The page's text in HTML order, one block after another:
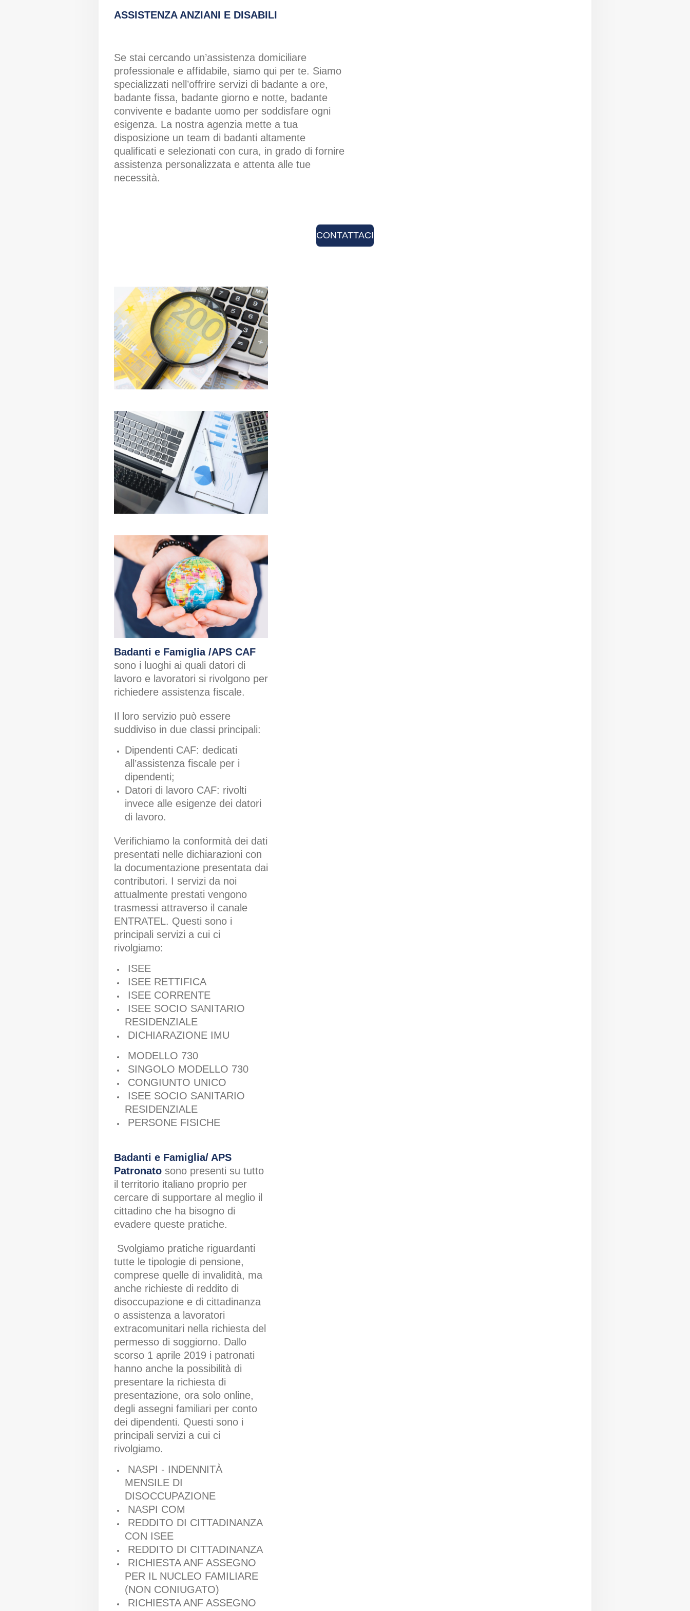
ASSISTENZA ANZIANI E DISABILI
Se stai cercando un’assistenza domiciliare
professionale e affidabile, siamo qui per te. Siamo
specializzati nell’offrire servizi di badante a ore,
badante fissa, badante giorno e notte, badante
convivente e badante uomo per soddisfare ogni
esigenza. La nostra agenzia mette a tua
disposizione un team di badanti altamente
qualificati e selezionati con cura, in grado di fornire
assistenza personalizzata e attenta alle tue
necessità.
CONTATTACI
Badanti e Famiglia /APS CAF
sono i luoghi ai quali datori di
lavoro e lavoratori si rivolgono per
richiedere assistenza fiscale.
Il loro servizio può essere
suddiviso in due classi principali:
Dipendenti CAF: dedicati
all’assistenza fiscale per i
dipendenti;
Datori di lavoro CAF: rivolti
invece alle esigenze dei datori
di lavoro.
Verifichiamo la conformità dei dati
presentati nelle dichiarazioni con
la documentazione presentata dai
contributori. I servizi da noi
attualmente prestati vengono
trasmessi attraverso il canale
ENTRATEL. Questi sono i
principali servizi a cui ci
rivolgiamo:
ISEE
ISEE RETTIFICA
ISEE CORRENTE
ISEE SOCIO SANITARIO
RESIDENZIALE
DICHIARAZIONE IMU
MODELLO 730
SINGOLO MODELLO 730
CONGIUNTO UNICO
ISEE SOCIO SANITARIO
RESIDENZIALE
PERSONE FISICHE
Badanti e Famiglia/ APS
Patronato sono presenti su tutto
il territorio italiano proprio per
cercare di supportare al meglio il
cittadino che ha bisogno di
evadere queste pratiche.
Svolgiamo pratiche riguardanti
tutte le tipologie di pensione,
comprese quelle di invalidità, ma
anche richieste di reddito di
disoccupazione e di cittadinanza
o assistenza a lavoratori
extracomunitari nella richiesta del
permesso di soggiorno. Dallo
scorso 1 aprile 2019 i patronati
hanno anche la possibilità di
presentare la richiesta di
presentazione, ora solo online,
degli assegni familiari per conto
dei dipendenti. Questi sono i
principali servizi a cui ci
rivolgiamo.
NASPI - INDENNITÀ
MENSILE DI
DISOCCUPAZIONE
NASPI COM
REDDITO DI CITTADINANZA
CON ISEE
REDDITO DI CITTADINANZA
RICHIESTA ANF ASSEGNO
PER IL NUCLEO FAMILIARE
(NON CONIUGATO)
RICHIESTA ANF ASSEGNO